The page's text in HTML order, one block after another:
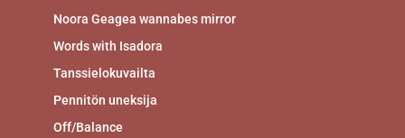
Noora Geagea wannabes mirror
Words with Isadora
Tanssielokuvailta
Pennitön uneksija
Off/Balance